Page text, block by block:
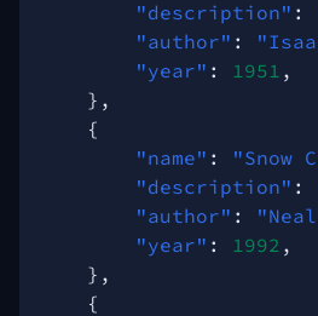
"description" :
"author" :
"year" : 1951 ,
},
{
"name" : "Snow
"description" :
"author" :
"year" : 1992 ,
},
{